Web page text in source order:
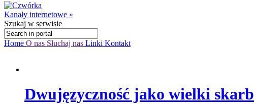
Kanały internetowe »
Szukaj w serwisie
Home O nas Słuchaj nas Linki Kontakt
Dwujęzyczność jako wielki skarb